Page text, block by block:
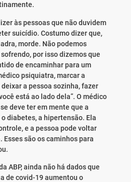
às pessoas que não duvidem
suicídio. Costumo dizer que,
morde. Não podemos
por isso dizemos que
de encaminhar para um
psiquiatra, marcar a
a pessoa sozinha, fazer
está ao lado dela”. O médico
deve ter em mente que a
diabetes, a hipertensão. Ela
e a pessoa pode voltar
são os caminhos para
ABP, ainda não há dados que
de covid-19 aumentou o